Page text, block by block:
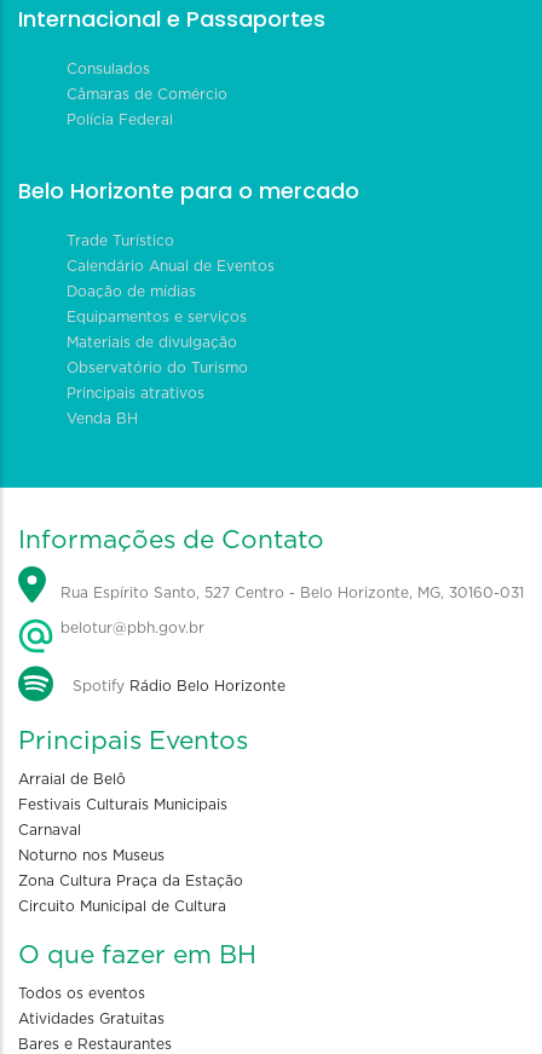
Internacional e Passaportes
Consulados
Câmaras de Comércio
Polícia Federal
Belo Horizonte para o mercado
Trade Turístico
Calendário Anual de Eventos
Doação de mídias
Equipamentos e serviços
Materiais de divulgação
Observatório do Turismo
Principais atrativos
Venda BH
Informações de Contato
Rua Espírito Santo, 527 Centro - Belo Horizonte, MG, 30160-031
belotur@pbh.gov.br
Spotify Rádio Belo Horizonte
Principais Eventos
Arraial de Belô
Festivais Culturais Municipais
Carnaval
Noturno nos Museus
Zona Cultura Praça da Estação
Circuito Municipal de Cultura
O que fazer em BH
Todos os eventos
Atividades Gratuitas
Bares e Restaurantes